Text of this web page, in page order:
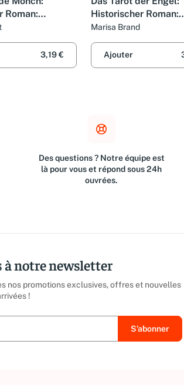
Roman:
Reihe. Bastei
3,19 €
Historischer Roman:
Historischer Roman.
Originalausgabe
(Allgemeine Reihe.
Lübbe
Marisa Brand
Ajouter
Des questions ? Notre équipe est
là pour vous et répond sous 24h
ouvrées.
notre newsletter
nos promotions exclusives, offres et nouvelles
!